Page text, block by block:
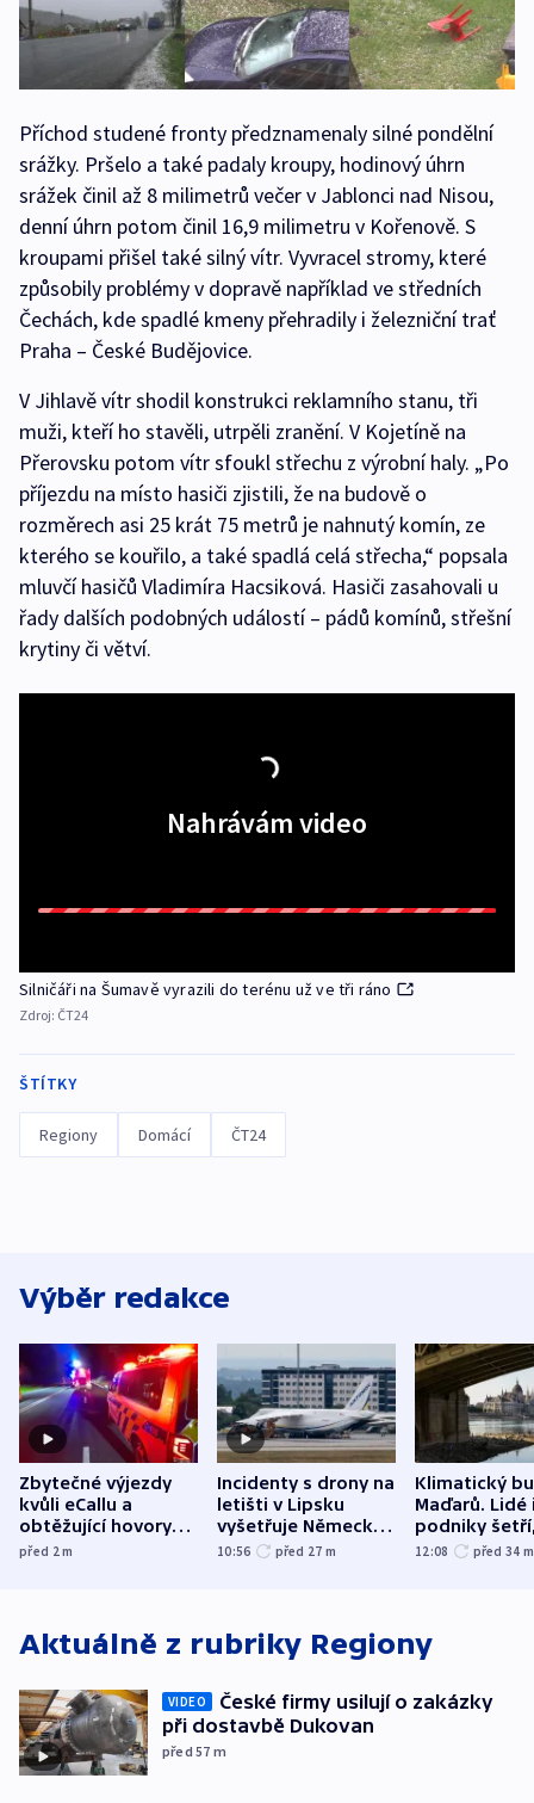
Příchod studené fronty předznamenaly silné pondělní
srážky. Pršelo a také padaly kroupy, hodinový úhrn
srážek činil až 8 milimetrů večer v Jablonci nad Nisou,
denní úhrn potom činil 16,9 milimetru v Kořenově. S
kroupami přišel také silný vítr. Vyvracel stromy, které
způsobily problémy v dopravě například ve středních
Čechách, kde spadlé kmeny přehradily i železniční trať
Praha – České Budějovice.
V Jihlavě vítr shodil konstrukci reklamního stanu, tři
muži, kteří ho stavěli, utrpěli zranění. V Kojetíně na
Přerovsku potom vítr sfoukl střechu z výrobní haly. „Po
příjezdu na místo hasiči zjistili, že na budově o
rozměrech asi 25 krát 75 metrů je nahnutý komín, ze
kterého se kouřilo, a také spadlá celá střecha,“ popsala
mluvčí hasičů Vladimíra Hacsiková. Hasiči zasahovali u
řady dalších podobných událostí – pádů komínů, střešní
krytiny či větví.
Nahrávám video
Silničáři na Šumavě vyrazili do terénu už ve tři ráno
Zdroj: ČT24
ŠTÍTKY
Regiony Domácí ČT24
Výběr redakce
Zbytečné výjezdy
kvůli eCallu a
obtěžující hovory
zdržují záchranáře
před 2m
Incidenty s drony na
letišti v Lipsku
vyšetřuje Německo
jako úmyslný pokus
10:56 před 27 m
Klimatický
Maďarů. Lidé
podniky
omezuje se
12:08 před 34 m
Aktuálně z rubriky Regiony
VIDEO
České firmy usilují o zakázky
při dostavbě Dukovan
před 57 m